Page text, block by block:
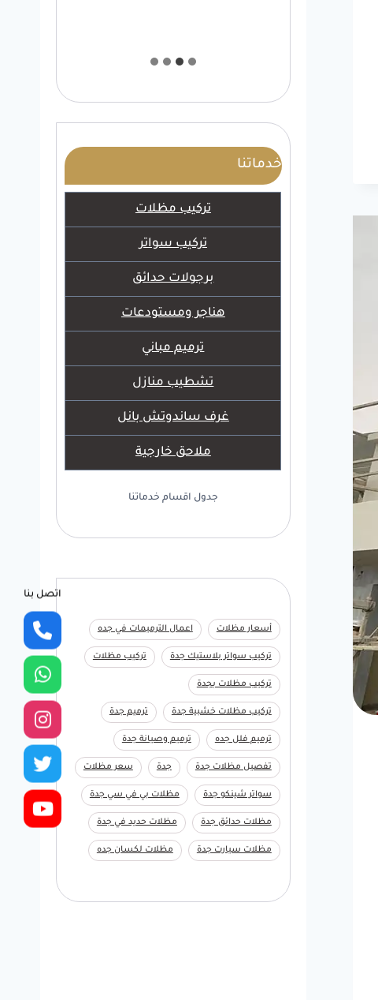
خدماتنا
تركيب مظلات
تركيب سواتر
برجولات حدائق
هناجر ومستودعات
ترميم مباني
تشطيب منازل
غرف ساندوتش بانل
ملاحق خارجية
جدول اقسام خدماتنا
أسعار مظلات اعمال الترميمات في جده
تركيب سواتر بلاستيك جدة تركيب مظلات
تركيب مظلات بجدة
تركيب مظلات خشبية جدة ترميم جدة
ترميم فلل جده ترميم وصيانة جدة
تفصيل مظلات جدة جدة سعر مظلات
سواتر شينكو جدة مظلات بي في سي جدة
مظلات حدائق جدة مظلات حديد في جدة
مظلات سيارت جدة مظلات لكسان جده
اتصل بنا